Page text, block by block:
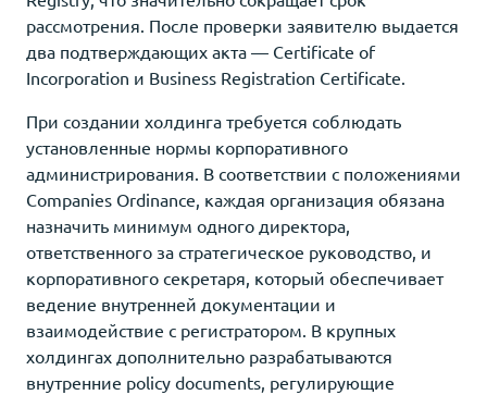
рассмотрения. После проверки заявителю выдается
два подтверждающих акта — Certificate of
Incorporation и Business Registration Certificate.
При создании холдинга требуется соблюдать
установленные нормы корпоративного
администрирования. В соответствии с положениями
Companies Ordinance, каждая организация обязана
назначить минимум одного директора,
ответственного за стратегическое руководство, и
корпоративного секретаря, который обеспечивает
ведение внутренней документации и
взаимодействие с регистратором. В крупных
холдингах дополнительно разрабатываются
внутренние policy documents, регулирующие